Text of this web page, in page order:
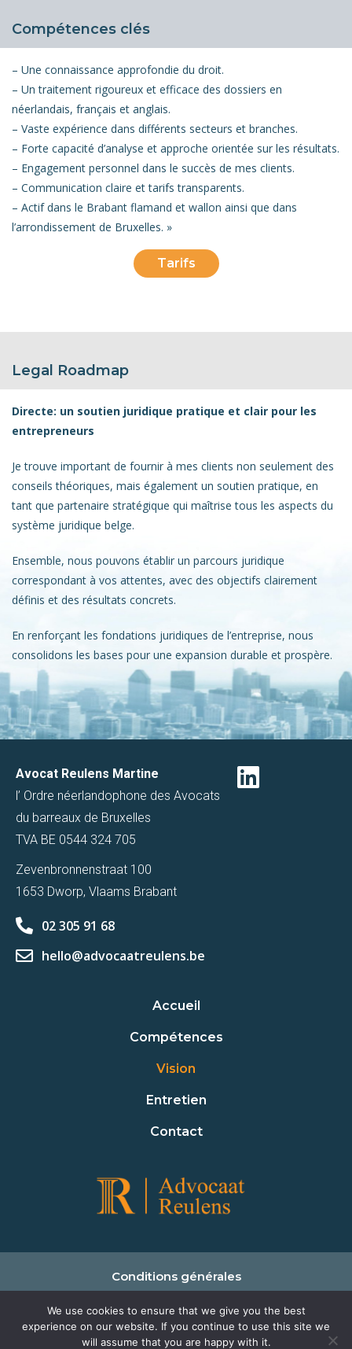
Compétences clés
– Une connaissance approfondie du droit.
– Un traitement rigoureux et efficace des dossiers en
néerlandais, français et anglais.
– Vaste expérience dans différents secteurs et branches.
– Forte capacité d’analyse et approche orientée sur les résultats.
– Engagement personnel dans le succès de mes clients.
– Communication claire et tarifs transparents.
– Actif dans le Brabant flamand et wallon ainsi que dans
l’arrondissement de Bruxelles. »
Tarifs
Legal Roadmap
Directe: un soutien juridique pratique et clair pour les
entrepreneurs
Je trouve important de fournir à mes clients non seulement des
conseils théoriques, mais également un soutien pratique, en
tant que partenaire stratégique qui maîtrise tous les aspects du
système juridique belge.
Ensemble, nous pouvons établir un parcours juridique
correspondant à vos attentes, avec des objectifs clairement
définis et des résultats concrets.
En renforçant les fondations juridiques de l’entreprise, nous
consolidons les bases pour une expansion durable et prospère.
Avocat Reulens Martine
l’ Ordre néerlandophone des Avocats
du barreaux de Bruxelles
TVA BE 0544 324 705
Zevenbronnenstraat 100
1653 Dworp, Vlaams Brabant
02 305 91 68
hello@advocaatreulens.be
Accueil
Compétences
Vision
Entretien
Contact
Conditions générales
Déclaration de confidentialité
Politique des cookies
We use cookies to ensure that we give you the best
experience on our website. If you continue to use this site we
will assume that you are happy with it.